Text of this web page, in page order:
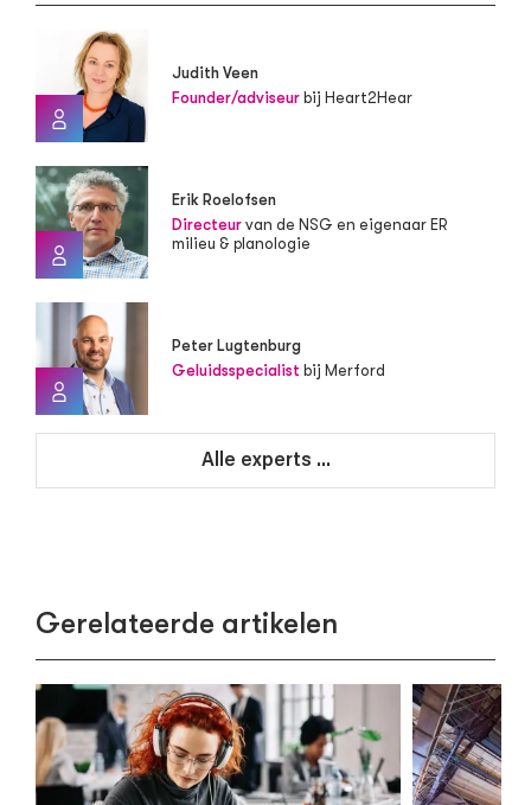
Judith Veen
Founder/adviseur bij Heart2Hear
Erik Roelofsen
Directeur van de NSG en eigenaar ER
milieu & planologie
Peter Lugtenburg
Geluidsspecialist bij Merford
Alle experts ...
Gerelateerde artikelen